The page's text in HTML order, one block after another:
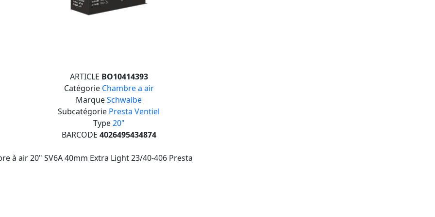
ARTICLE BO10414393
Catégorie Chambre a air
MarqueSchwalbe
Subcatégorie Presta Ventiel
Type20"
BARCODE 4026495434874
à air 20" SV6A 40mm Extra Light 23/40-406 Presta